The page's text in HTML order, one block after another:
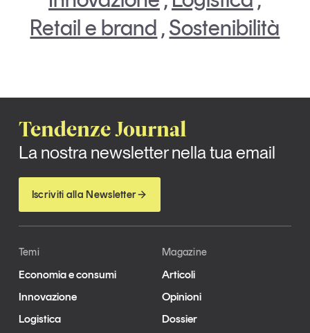
Retail e brand ,Sostenibilità
Tendenze Journal
La nostra newsletter nella tua email
Iscriviti alla Newsletter
Temi
Economia e consumi
Innovazione
Logistica
Magazine
Articoli
Opinioni
Dossier